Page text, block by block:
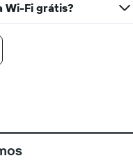
Wi-Fi grátis?